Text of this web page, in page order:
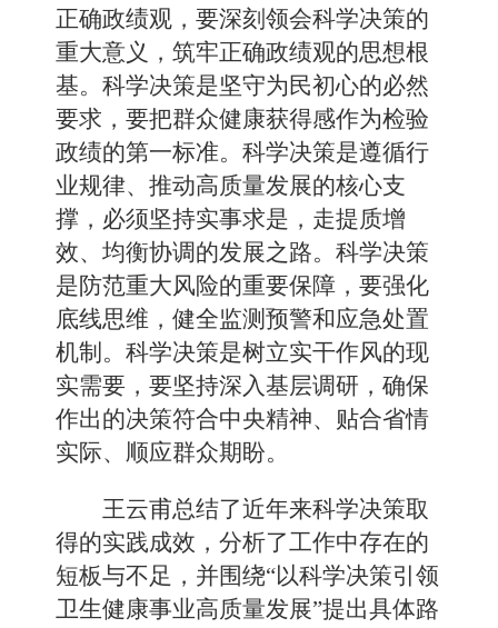
正确政绩观，要深刻领会科学决策的
重大意义，筑牢正确政绩观的思想根
基。科学决策是坚守为民初心的必然
要求，要把群众健康获得感作为检验
政绩的第一标准。科学决策是遵循行
业规律、推动高质量发展的核心支
撑，必须坚持实事求是，走提质增
效、均衡协调的发展之路。科学决策
是防范重大风险的重要保障，要强化
底线思维，健全监测预警和应急处置
机制。科学决策是树立实干作风的现
实需要，要坚持深入基层调研，确保
作出的决策符合中央精神、贴合省情
实际、顺应群众期盼。
王云甫总结了近年来科学决策取
得的实践成效，分析了工作中存在的
短板与不足，并围绕“以科学决策引领
卫生健康事业高质量发展”提出具体路